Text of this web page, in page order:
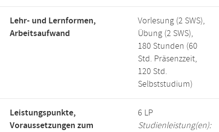
Lehr- und Lernformen,
Arbeitsaufwand
Vorlesung (2 SWS),
Übung (2 SWS),
180 Stunden (60
Std. Präsenzzeit,
120 Std.
Selbststudium)
Leistungspunkte,
Voraussetzungen zum
6 LP
Studienleistung(en):